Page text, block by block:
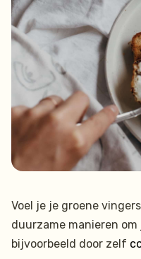
Voel je je groene
duurzame manieren
bijvoorbeeld door zelf